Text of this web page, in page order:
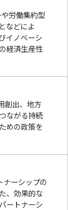
労働集約型
などによ
イノベーシ
経済生産性
創出、地方
ながる持続
めの政策を
ーシップの
、効果的な
ートナーシ